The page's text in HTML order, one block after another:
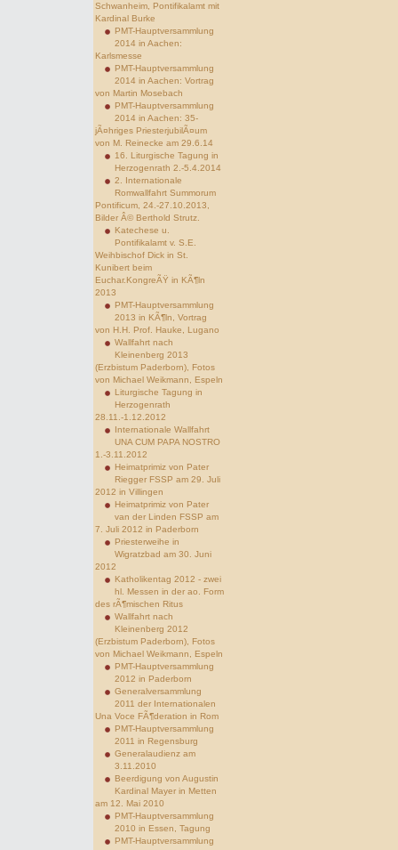
Schwanheim, Pontifikalamt mit
Kardinal Burke
PMT-Hauptversammlung
2014 in Aachen:
Karlsmesse
PMT-Hauptversammlung
2014 in Aachen: Vortrag
von Martin Mosebach
PMT-Hauptversammlung
2014 in Aachen: 35-
jÃ¤hriges PriesterjubilÃ¤um
von M. Reinecke am 29.6.14
16. Liturgische Tagung in
Herzogenrath 2.-5.4.2014
2. Internationale
Romwallfahrt Summorum
Pontificum, 24.-27.10.2013,
Bilder Â© Berthold Strutz.
Katechese u.
Pontifikalamt v. S.E.
Weihbischof Dick in St.
Kunibert beim
Euchar.KongreÃŸ in KÃ¶ln
2013
PMT-Hauptversammlung
2013 in KÃ¶ln, Vortrag
von H.H. Prof. Hauke, Lugano
Wallfahrt nach
Kleinenberg 2013
(Erzbistum Paderborn), Fotos
von Michael Weikmann, Espeln
Liturgische Tagung in
Herzogenrath
28.11.-1.12.2012
Internationale Wallfahrt
UNA CUM PAPA NOSTRO
1.-3.11.2012
Heimatprimiz von Pater
Riegger FSSP am 29. Juli
2012 in Villingen
Heimatprimiz von Pater
van der Linden FSSP am
7. Juli 2012 in Paderborn
Priesterweihe in
Wigratzbad am 30. Juni
2012
Katholikentag 2012 - zwei
hl. Messen in der ao. Form
des rÃ¶mischen Ritus
Wallfahrt nach
Kleinenberg 2012
(Erzbistum Paderborn), Fotos
von Michael Weikmann, Espeln
PMT-Hauptversammlung
2012 in Paderborn
Generalversammlung
2011 der Internationalen
Una Voce FÃ¶deration in Rom
PMT-Hauptversammlung
2011 in Regensburg
Generalaudienz am
3.11.2010
Beerdigung von Augustin
Kardinal Mayer in Metten
am 12. Mai 2010
PMT-Hauptversammlung
2010 in Essen, Tagung
PMT-Hauptversammlung